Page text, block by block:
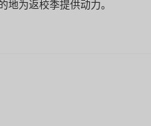
为返校季提供动力。